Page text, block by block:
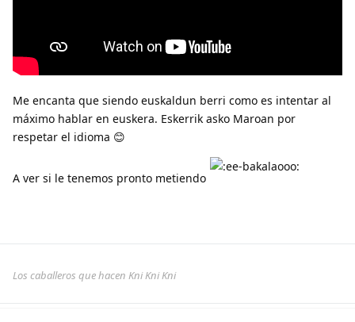
Me encanta que siendo euskaldun berri como es intentar al
máximo hablar en euskera. Eskerrik asko Maroan por
respetar el idioma 😊
A ver si le tenemos pronto metiendo
Los caballeros que hacen Kni Kni Kni